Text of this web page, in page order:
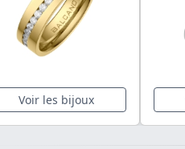
Voir les bijoux